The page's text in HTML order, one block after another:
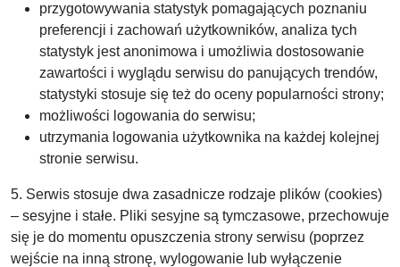
przygotowywania statystyk pomagających poznaniu
preferencji i zachowań użytkowników, analiza tych
statystyk jest anonimowa i umożliwia dostosowanie
zawartości i wyglądu serwisu do panujących trendów,
statystyki stosuje się też do oceny popularności strony;
możliwości logowania do serwisu;
utrzymania logowania użytkownika na każdej kolejnej
stronie serwisu.
5. Serwis stosuje dwa zasadnicze rodzaje plików (cookies)
– sesyjne i stałe. Pliki sesyjne są tymczasowe, przechowuje
się je do momentu opuszczenia strony serwisu (poprzez
wejście na inną stronę, wylogowanie lub wyłączenie